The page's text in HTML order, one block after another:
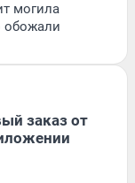
могила
обожали
заказ от